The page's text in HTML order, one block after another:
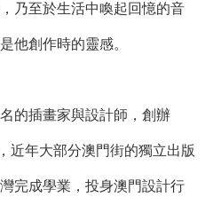
乃至於生活中喚起回憶的音
他創作時的靈感。
的插畫家與設計師，創辦
近年大部分澳門街的獨立出版
完成學業，投身澳門設計行